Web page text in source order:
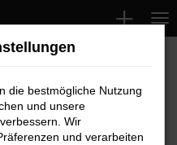
die bestmögliche Nutzung
und unsere
Wir
und verarbeiten